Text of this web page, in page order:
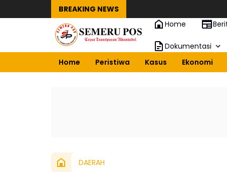
BREAKING NEWS
Home
Dokumentasi
Home
Peristiwa Kasus Ekonomi
DAERAH